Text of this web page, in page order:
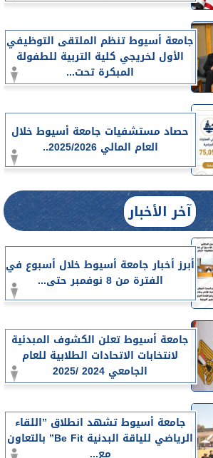
جامعة أسيوط تنظم الملتقى التوظيفي
الأول لخريجي كلية التربية للطفولة
المبكرة تحت...
حصاد مستشفيات جامعة أسيوط خلال
العام المالي 2025/2026..
آخر الأخبار
أبرز أخبار جامعة أسيوط خلال أسبوع في
الفترة من 8 نوفمبر حتى...
جامعة أسيوط تعلن الكشوف المبدئية
لانتخابات الاتحادات الطلابية للعام
الجامعي 2024 /2025
جامعة أسيوط تشهد انطلاق ”اللقاء
الرياضي للياقة البدنية Be Fit” بالتعاون
مع...